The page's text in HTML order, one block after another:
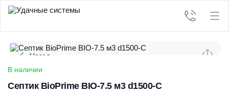
Назад
В наличии
Септик BioPrime BIO-7.5 м3 d1500-C